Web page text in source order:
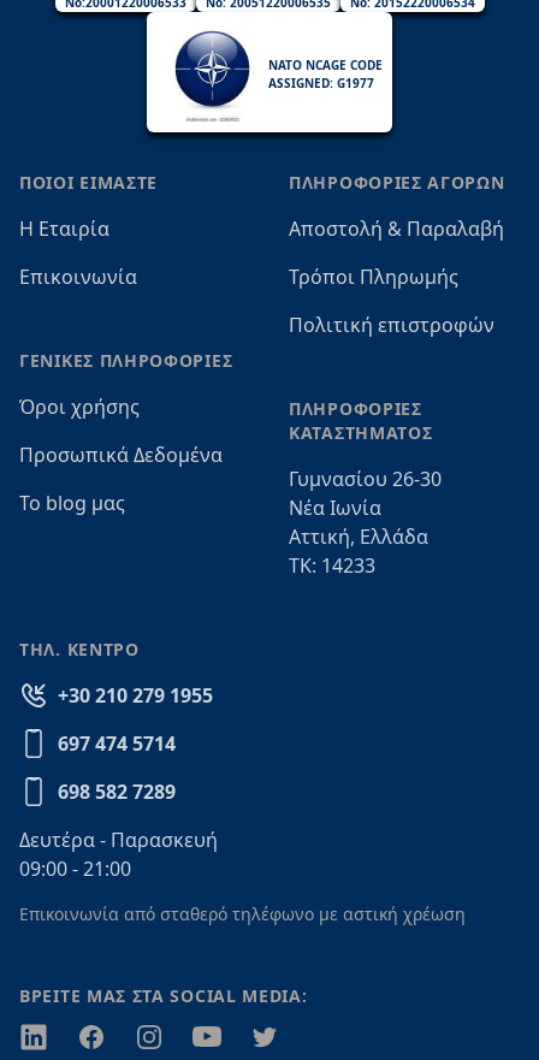
NATO NCAGE CODE
ASSIGNED: G1977
ΠΟΙΟΙ ΕΙΜΑΣΤΕ
Η Εταιρία
Επικοινωνία
ΓΕΝΙΚΕΣ ΠΛΗΡΟΦΟΡΙΕΣ
Όροι χρήσης
Προσωπικά Δεδομένα
Το blog μας
ΠΛΗΡΟΦΟΡΙΕΣ ΑΓΟΡΩΝ
Αποστολή & Παραλαβή
Τρόποι Πληρωμής
Πολιτική επιστροφών
ΠΛΗΡΟΦΟΡΙΕΣ
ΚΑΤΑΣΤΗΜΑΤΟΣ
Γυμνασίου 26-30
Νέα Ιωνία
Αττική, Ελλάδα
ΤΚ: 14233
ΤΗΛ. ΚΕΝΤΡΟ
+30 210 279 1955
697 474 5714
698 582 7289
Δευτέρα - Παρασκευή
09:00 - 21:00
Επικοινωνία από σταθερό τηλέφωνο με αστική χρέωση
ΒΡΕΙΤΕ ΜΑΣ ΣΤΑ SOCIAL MEDIA:
TwitterFacebookInstagramYoutubeTwitter